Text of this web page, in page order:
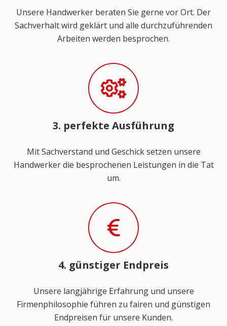
Unsere Handwerker beraten Sie gerne vor Ort. Der
Sachverhalt wird geklärt und alle durchzuführenden
Arbeiten werden besprochen.
3. perfekte Ausführung
Mit Sachverstand und Geschick setzen unsere
Handwerker die besprochenen Leistungen in die Tat
um.
4. günstiger Endpreis
Unsere langjährige Erfahrung und unsere
Firmenphilosophie führen zu fairen und günstigen
Endpreisen für unsere Kunden.